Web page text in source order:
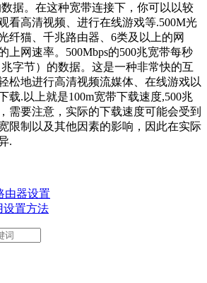
据。在这种宽带连接下，你可以以较
看高清视频、进行在线游戏等.500M光
纤猫、千兆路由器、6类及以上的网
上网速率。500Mbps的500兆宽带每秒
字节）的数据。这是一种非常快的互
松地进行高清视频流媒体、在线游戏以
载.以上就是100m宽带下载速度,500兆
需要注意，实际的下载速度可能会受到
限制以及其他因素的影响，因此在实际
.
由器设置
设置方法